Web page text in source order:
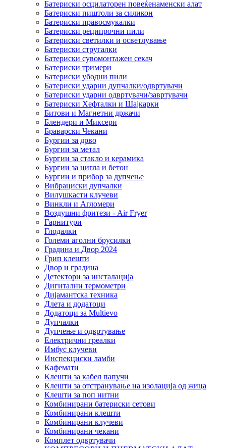
Батериски осцилаторен повеќенаменски алат
Батериски пиштоли за силикон
Батериски правосмукалки
Батериски реципрочни пили
Батериски светилки и осветлување
Батериски стругалки
Батериски сувомонтажен секач
Батериски тримери
Батериски убодни пили
Батериски ударни дупчалки/одвртувачи
Батериски ударни одвртувачи/завртувачи
Батериски Хефталки и Шајкарки
Битови и Магнетни држачи
Блендери и Миксери
Браварски Чекани
Бургии за дрво
Бургии за метал
Бургии за стакло и керамика
Бургии за цигла и бетон
Бургии и прибор за дупчење
Вибрациски дупчалки
Вилушкасти клучеви
Винкли и Агломери
Воздушни фритези - Air Fryer
Гарнитури
Глодалки
Големи аголни брусилки
Градина и Двор 2024
Грип клешти
Двор и градина
Детектори за инсталација
Дигитални термометри
Дијамантска техника
Длета и додатоци
Додатоци за Multievo
Дупчалки
Дупчење и одвртување
Електрични греалки
Имбус клучеви
Инспекциски ламби
Кафемати
Клешти за кабел папучи
Клешти за отстранување на изолација од жица
Клешти за поп нитни
Комбинирани батериски сетови
Комбинирани клешти
Комбинирани клучеви
Комбинирани чекани
Комплет одвртувачи